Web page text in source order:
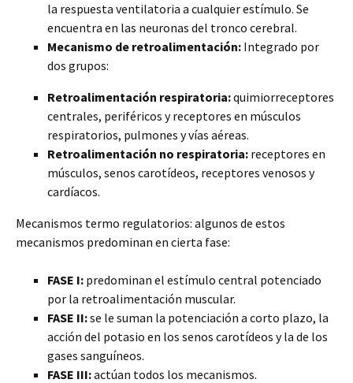
la respuesta ventilatoria a cualquier estímulo. Se
encuentra en las neuronas del tronco cerebral.
Mecanismo de retroalimentación: Integrado por
dos grupos:
Retroalimentación respiratoria:quimiorreceptores
centrales, periféricos y receptores en músculos
respiratorios, pulmones y vías aéreas.
Retroalimentación no respiratoria: receptores en
músculos, senos carotídeos, receptores venosos y
cardíacos.
Mecanismos termo regulatorios: algunos de estos
mecanismos predominan en cierta fase:
FASE I: predominan el estímulo central potenciado
por la retroalimentación muscular.
FASE II:se le suman la potenciación a corto plazo, la
acción del potasio en los senos carotídeos y la de los
gases sanguíneos.
FASE III:actúan todos los mecanismos.